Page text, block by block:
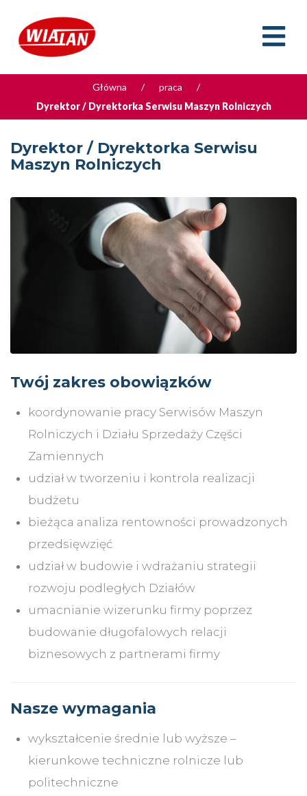
Główna / praca
/
Dyrektor / Dyrektorka Serwisu Maszyn Rolniczych
Dyrektor / Dyrektorka Serwisu
Maszyn Rolniczych
Twój zakres obowiązków
koordynowanie pracy Serwisów Maszyn
Rolniczych i Działu Sprzedaży Części
Zamiennych
udział w tworzeniu i kontrola realizacji
budżetu
bieżąca analiza rentowności prowadzonych
przedsięwzięć
udział w budowie i wdrażaniu strategii
rozwoju podległych Działów
umacnianie wizerunku firmy poprzez
budowanie długofalowych relacji
biznesowych z partnerami firmy
Nasze wymagania
wykształcenie średnie lub wyższe –
kierunkowe techniczne rolnicze lub
politechniczne